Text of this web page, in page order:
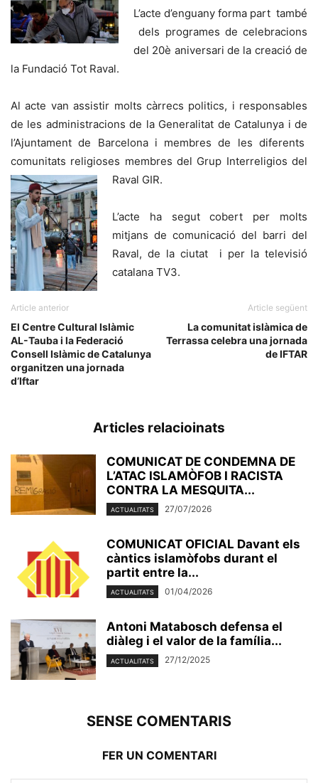
L’acte d’enguany forma part també
dels programes de celebracions
del 20è aniversari de la creació de
la Fundació Tot Raval.
Al acte van assistir molts càrrecs politics, i responsables
de les administracions de la Generalitat de Catalunya i de
l’Ajuntament de Barcelona i membres de les diferents
comunitats religioses membres del Grup Interreligios del
Raval GIR.
L’acte ha segut cobert per molts
mitjans de comunicació del barri del
Raval, de la ciutat i per la televisió
catalana TV3.
Article anterior
El Centre Cultural Islàmic
AL-Tauba i la Federació
Consell Islàmic de Catalunya
organitzen una jornada
d’Iftar
Article següent
La comunitat islàmica de
Terrassa celebra una jornada
de IFTAR
Articles relacioinats
COMUNICAT DE CONDEMNA DE
L’ATAC ISLAMÒFOB I RACISTA
CONTRA LA MESQUITA...
ACTUALITATS 27/07/2026
COMUNICAT OFICIAL Davant els
càntics islamòfobs durant el
partit entre la...
ACTUALITATS 01/04/2026
Antoni Matabosch defensa el
diàleg i el valor de la família...
ACTUALITATS 27/12/2025
SENSE COMENTARIS
FER UN COMENTARI